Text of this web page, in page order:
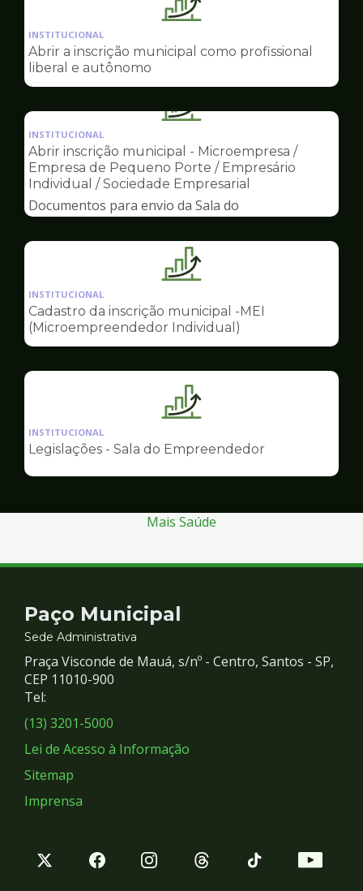
Ilustração
pagina
Sala
Empreendedor
INSTITUCIONAL
Abrir a inscrição municipal como profissional
liberal e autônomo
Ilustração
pagina
de
Sala
do
Empreendedor
INSTITUCIONAL
Abrir inscrição municipal - Microempresa /
Empresa de Pequeno Porte / Empresário
Individual / Sociedade Empresarial
Documentos para envio da Sala do
Ilustração
pagina
de
Sala
INSTITUCIONAL
Cadastro da inscrição municipal -MEI
(Microempreendedor Individual)
Ilustração
pagina
Sala
Empreendedor
INSTITUCIONAL
Legislações - Sala do Empreendedor
Mais Saúde
Contato
e
Redes
Sociais
Paço Municipal
Sede Administrativa
Praça Visconde de Mauá, s/nº - Centro, Santos - SP,
CEP 11010-900
Tel:
(13) 3201-5000
Lei de Acesso à Informação
Sitemap
Imprensa